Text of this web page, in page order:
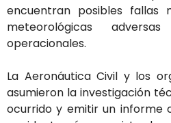
encuentran posibles fallas
meteorológicas
operacionales.
La Aeronáutica Civil y los
asumieron la investigación
ocurrido y emitir un informe